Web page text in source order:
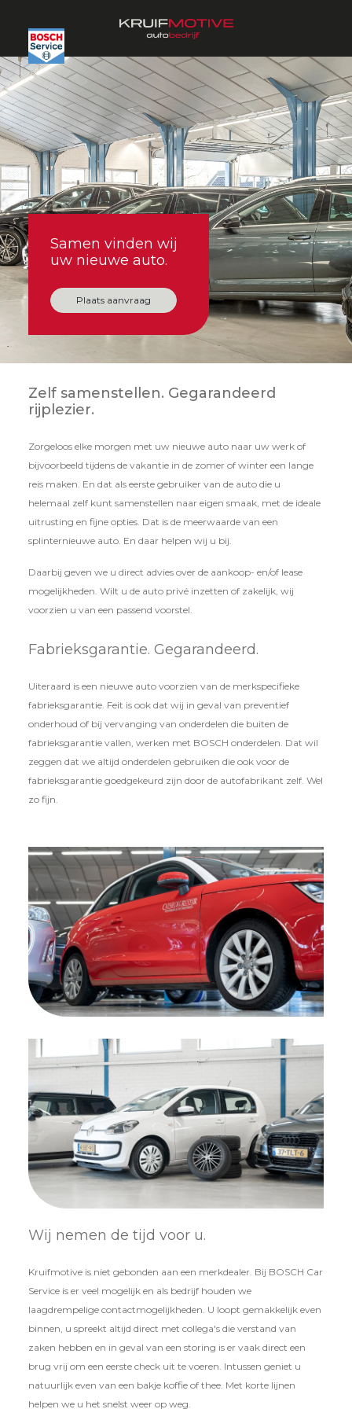
Samen vinden wij
uw nieuwe auto.
Plaats aanvraag
Zelf samenstellen. Gegarandeerd
rijplezier.
Zorgeloos elke morgen met uw nieuwe auto naar uw werk of
bijvoorbeeld tijdens de vakantie in de zomer of winter een lange
reis maken. En dat als eerste gebruiker van de auto die u
helemaal zelf kunt samenstellen naar eigen smaak, met de ideale
uitrusting en fijne opties. Dat is de meerwaarde van een
splinternieuwe auto. En daar helpen wij u bij.
Daarbij geven we u direct advies over de aankoop- en/of lease
mogelijkheden. Wilt u de auto privé inzetten of zakelijk, wij
voorzien u van een passend voorstel.
Fabrieksgarantie. Gegarandeerd.
Uiteraard is een nieuwe auto voorzien van de merkspecifieke
fabrieksgarantie. Feit is ook dat wij in geval van preventief
onderhoud of bij vervanging van onderdelen die buiten de
fabrieksgarantie vallen, werken met BOSCH onderdelen. Dat wil
zeggen dat we altijd onderdelen gebruiken die ook voor de
fabrieksgarantie goedgekeurd zijn door de autofabrikant zelf. Wel
zo fijn.
Wij nemen de tijd voor u.
Kruifmotive is niet gebonden aan een merkdealer. Bij BOSCH Car
Service is er veel mogelijk en als bedrijf houden we
laagdrempelige contactmogelijkheden. U loopt gemakkelijk even
binnen, u spreekt altijd direct met collega's die verstand van
zaken hebben en in geval van een storing is er vaak direct een
brug vrij om een eerste check uit te voeren. Intussen geniet u
natuurlijk even van een bakje koffie of thee. Met korte lijnen
helpen we u het snelst weer op weg.